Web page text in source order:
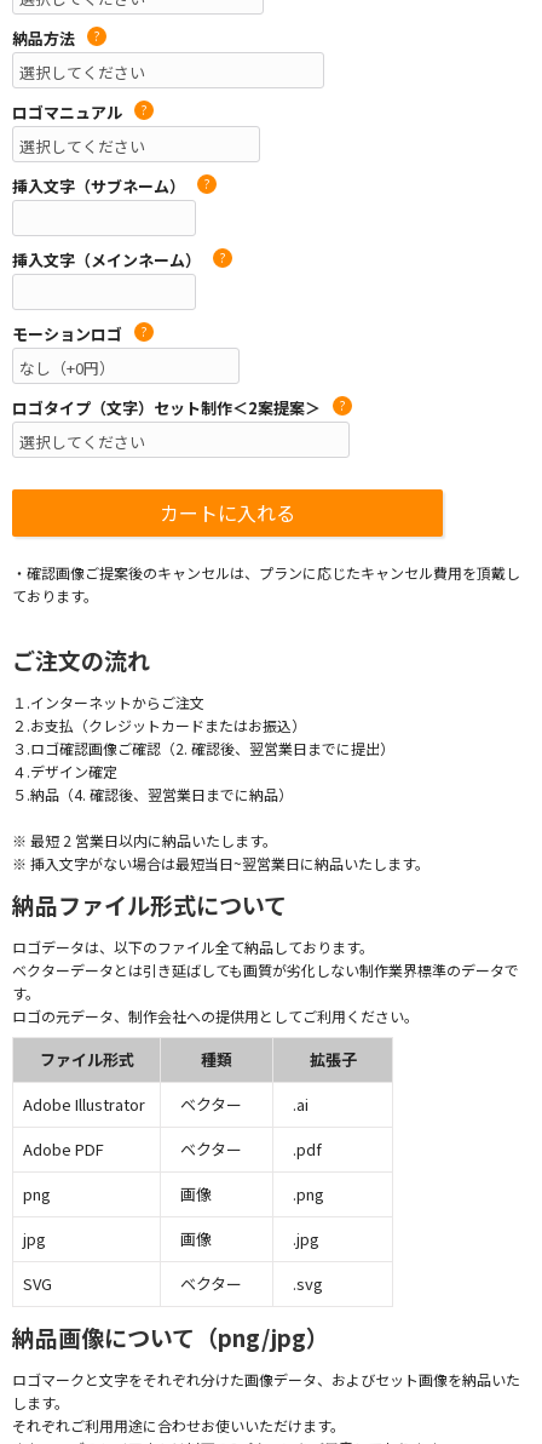
納品方法 ?
ロゴマニュアル ?
挿入文字（サブネーム） ?
挿入文字（メインネーム） ?
モーションロゴ ?
ロゴタイプ（文字）セット制作＜2案提案＞ ?
・確認画像ご提案後のキャンセルは、プランに応じたキャンセル費用を頂戴し
ております。
ご注文の流れ
１.インターネットからご注文
２.お支払（クレジットカードまたはお振込）
３.ロゴ確認画像ご確認（2. 確認後、翌営業日までに提出）
４.デザイン確定
５.納品（4. 確認後、翌営業日までに納品）
※ 最短 2 営業日以内に納品いたします。
※ 挿入文字がない場合は最短当日~翌営業日に納品いたします。
納品ファイル形式について
ロゴデータは、以下のファイル全て納品しております。
ベクターデータとは引き延ばしても画質が劣化しない制作業界標準のデータで
す。
ロゴの元データ、制作会社への提供用としてご利用ください。
ファイル形式 種類
拡張子
Adobe Illustrator
ベクター
.ai
Adobe PDF
ベクター
.pdf
png
画像
.png
jpg
画像
.jpg
SVG
ベクター .svg
納品画像について（png/jpg）
ロゴマークと文字をそれぞれ分けた画像データ、およびセット画像を納品いた
します。
それぞれご利用用途に合わせお使いいただけます。